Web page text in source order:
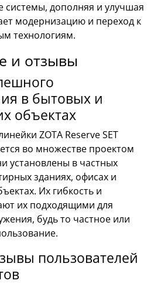
дополняя и улучшая
модернизацию и переход к
технологиям.
и отзывы
в бытовых и
объектах
ZOTA Reserve SET
во множестве проектом
установлены в частных
зданиях, офисах и
Их гибкость и
их подходящими для
будь то частное или
пользователей